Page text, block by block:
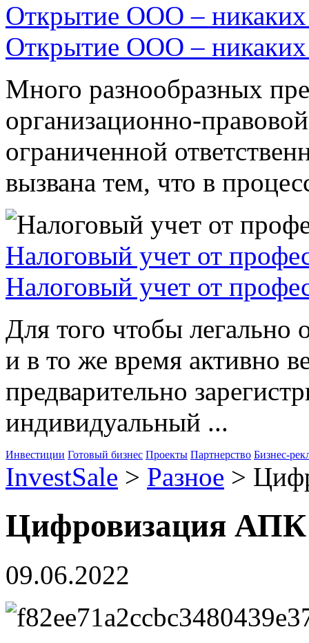
Открытие ООО – никаких
Открытие ООО – никаких
Много разнообразных
организационно-
ограниченной
вызвана тем, что в
Налоговый учет от
Налоговый учет от
Для того чтобы легально
и в то же время активно
предварительно
индивидуальный ...
Инвестиции Готовый бизнес Проекты Партнерство Бизнес-
InvestSale > Разное >
Цифровизация АПК
09.06.2022